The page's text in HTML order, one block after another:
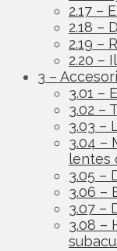
2.17 –
2.18 –
2.19 –
2.20 –
3 –
3.01 –
3.02 –
3.03 –
3.04 –
lentes
3.05 –
3.06 –
3.07 –
3.08 –